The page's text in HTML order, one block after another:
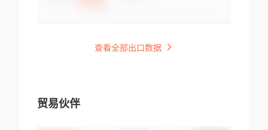
查看全部出口数据
贸易伙伴